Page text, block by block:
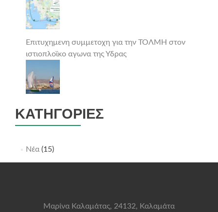
Επιτυχημενη συμμετοχη για την ΤΟΛΜΗ στον
ιστιοπλοϊκο αγωνα της Υδρας
ΚΑΤΗΓΟΡΊΕΣ
Νέα (15)
Μαρίνα Καλαμάτας, 24132, Καλαμάτα